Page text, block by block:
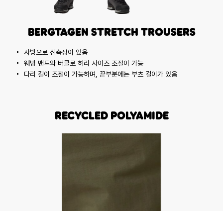
Bergtagen Stretch Trousers
사방으로 신축성이 있음
웨빙 밴드와 버클로 허리 사이즈 조절이 가능
다리 길이 조절이 가능하며, 끝부분에는 부츠 걸이가 있음
Recycled Polyamide